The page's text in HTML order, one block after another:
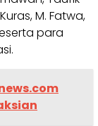
M. Fatwa,
para